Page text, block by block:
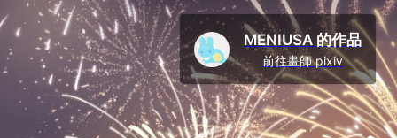
MENIUSA 的作品
前往畫師 pixiv